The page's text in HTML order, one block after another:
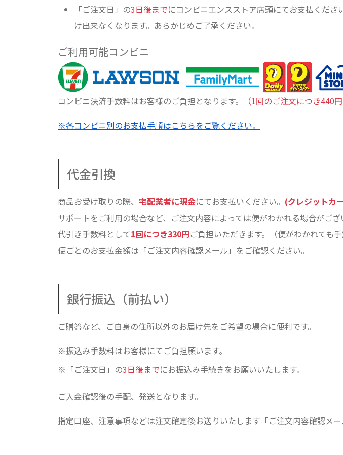
「ご注文日」の3日後までにコンビニエンスストア店頭にてお支払くだ
け出来なくなります。あらかじめご了承ください。
ご利用可能コンビニ
コンビニ決済手数料はお客様のご負担となります。
（1回のご注文につき440円
※各コンビニ別のお支払手順はこちらをご覧ください。
代金引換
商品お受け取りの際、 宅配業者に現金にてお支払いください。 (クレジットカ
サポートをご利用の場合など、ご注文内容によっては便がわかれる場合がご
代引き手数料として1回につき330円ご負担いただきます。（便がわかれても
便ごとのお支払金額は「ご注文内容確認メール」をご確認ください。
銀行振込（前払い）
ご贈答など、ご自身の住所以外のお届け先をご希望の場合に便利です。
振込み手数料はお客様にてご負担願います。
「ご注文日」の3日後までにお振込み手続きをお願いいたします。
ご入金確認後の手配、発送となります。
指定口座、注意事項などは注文確定後お送りいたします「ご注文内容確認メー